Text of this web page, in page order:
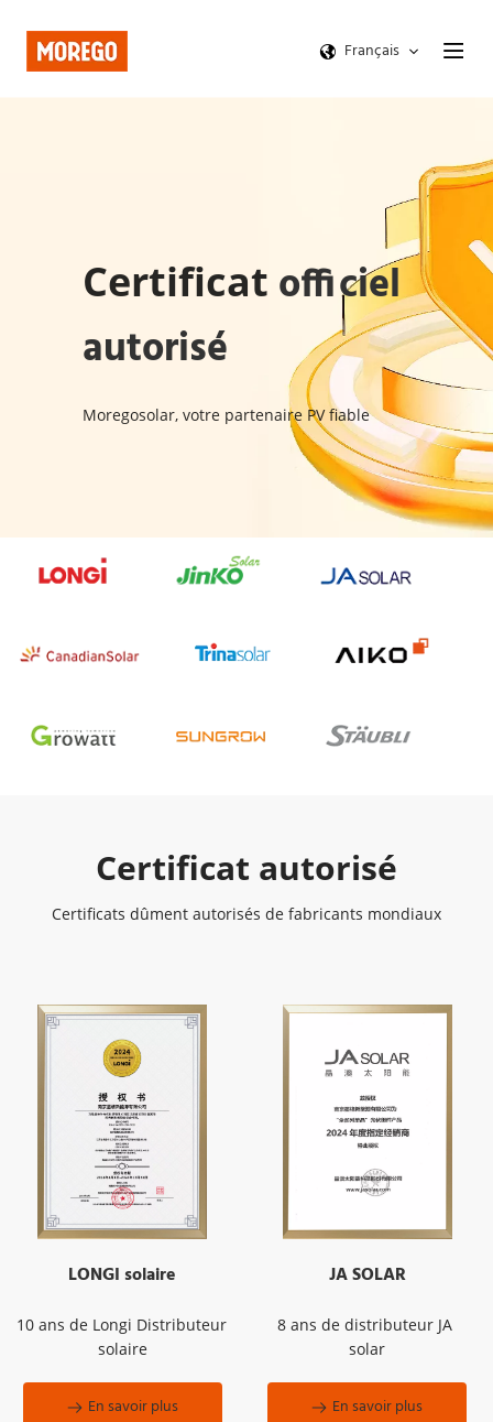
Français
Certificat officiel
autorisé
Moregosolar, votre partenaire PV fiable
Certificat autorisé
Certificats dûment autorisés de fabricants mondiaux
LONGI solaire
10 ans de Longi Distributeur
solaire
En savoir plus
JA SOLAR
8 ans de distributeur JA
solar
En savoir plus